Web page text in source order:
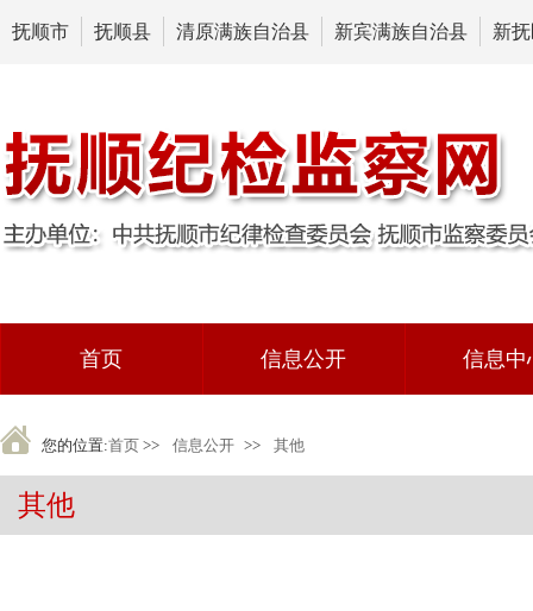
抚顺市 抚顺县 清原满族自治县 新宾满族自治县 新
首页 信息公开 信息中
您的位置:首页 >> 信息公开 >> 其他
其他